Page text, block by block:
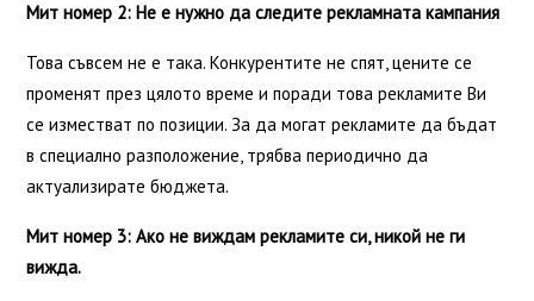
Мит номер 2: Не е нужно да следите рекламната кампания
Това съвсем не е така. Конкурентите не спят, цените се
променят през цялото време и поради това рекламите Ви
се изместват по позиции. За да могат рекламите да бъдат
в специално разположение, трябва периодично да
актуализирате бюджета.
Мит номер 3: Ако не виждам рекламите си, никой не ги
вижда.